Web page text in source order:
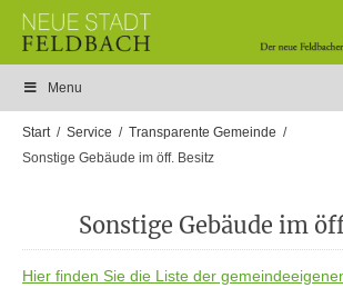
Menu
Start Service
Transparente Gemeinde
Sonstige Gebäude im öff. Besitz
Sonstige Gebäude im
Hier finden Sie die Liste der